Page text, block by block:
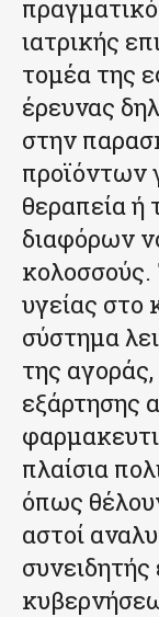
ιατρικής
τομέα της
έρευνας
στην
προϊόντων
θεραπεία
διαφόρων
υγείας στο
σύστημα
της
εξάρτησης
πλαίσια
όπως
αστοί